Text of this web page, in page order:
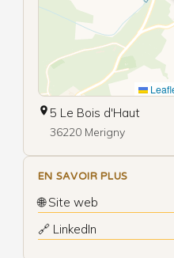
5 Le Bois d'Haut
36220 Merigny
EN SAVOIR PLUS
🌐 Site web
🔗 LinkedIn